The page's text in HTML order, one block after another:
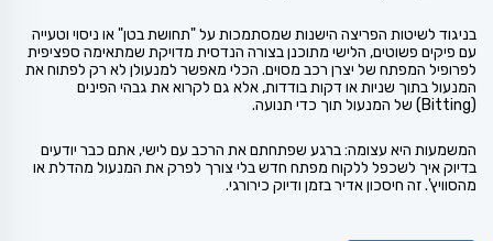
בניגוד לשיטות הפריצה הישנות שמסתמכות על "תחושת בטן" או ניסוי וטעייה
עם פיקים פשוטים, הלישי מתוכנן בצורה הנדסית מדויקת שמתאימה ספציפית
לפרופיל המפתח של יצרן רכב מסוים. הכלי מאפשר למנעולן לא רק לפתוח את
המנעול בתוך שניות או דקות בודדות, אלא גם לקרוא את גבהי הפינים
(Bitting) של המנעול תוך כדי תנועה.
המשמעות היא עצומה: ברגע שפתחתם את הרכב עם לישי, אתם כבר יודעים
בדיוק איך לשכפל ללקוח מפתח חדש בלי צורך לפרק את המנעול מהדלת או
מהסוויץ'. זה חיסכון אדיר בזמן ודיוק כירורגי.